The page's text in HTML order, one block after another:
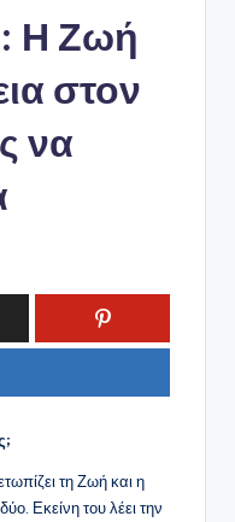
Η Ζωή
στον
να
τη Ζωή και η
Εκείνη του λέει την